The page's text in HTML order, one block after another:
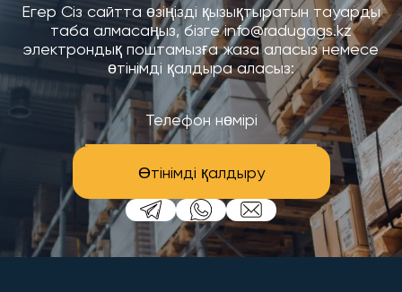
Егер Сіз сайтта өзіңізді қызықтыратын тауарды
таба алмасаңыз, бізге info@radugags.kz
электрондық поштамызға жаза аласыз немесе
өтінімді қалдыра аласыз:
Өтінімді қалдыру